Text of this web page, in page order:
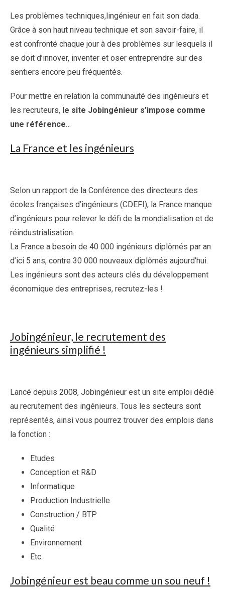
Les problèmes techniques,lingénieur en fait son dada.
Grâce à son haut niveau technique et son savoir-faire, il
est confronté chaque jour à des problèmes sur lesquels il
se doit d’innover, inventer et oser entreprendre sur des
sentiers encore peu fréquentés.
Pour mettre en relation la communauté des ingénieurs et
les recruteurs, le site Jobingénieur s’impose comme
une référence…
La France et les ingénieurs
Selon un rapport de la Conférence des directeurs des
écoles françaises d’ingénieurs (CDEFI), la France manque
d’ingénieurs pour relever le défi de la mondialisation et de
réindustrialisation.
La France a besoin de 40 000 ingénieurs diplômés par an
d’ici 5 ans, contre 30 000 nouveaux diplômés aujourd’hui.
Les ingénieurs sont des acteurs clés du développement
économique des entreprises, recrutez-les !
Jobingénieur, le recrutement des
ingénieurs simplifié !
Lancé depuis 2008, Jobingénieur est un site emploi dédié
au recrutement des ingénieurs. Tous les secteurs sont
représentés, ainsi vous pourrez trouver des emplois dans
la fonction :
Etudes
Conception et R&D
Informatique
Production Industrielle
Construction / BTP
Qualité
Environnement
Etc.
Jobingénieur est beau comme un sou neuf !